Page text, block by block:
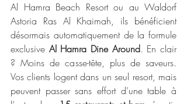
Al Hamra Beach Resort ou au Waldorf
Astoria Ras Al Khaimah, ils bénéficient
désormais automatiquement de la formule
exclusive Al Hamra Dine Around. En clair
? Moins de casse-tête, plus de saveurs.
Vos clients logent dans un seul resort, mais
peuvent passer sans effort d’une table à